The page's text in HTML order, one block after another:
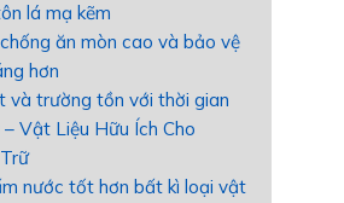
lá mạ kẽm
ăn mòn cao và bảo vệ
hơn
và trường tồn với thời gian
Vật Liệu Hữu Ích Cho
nước tốt hơn bất kì loại vật